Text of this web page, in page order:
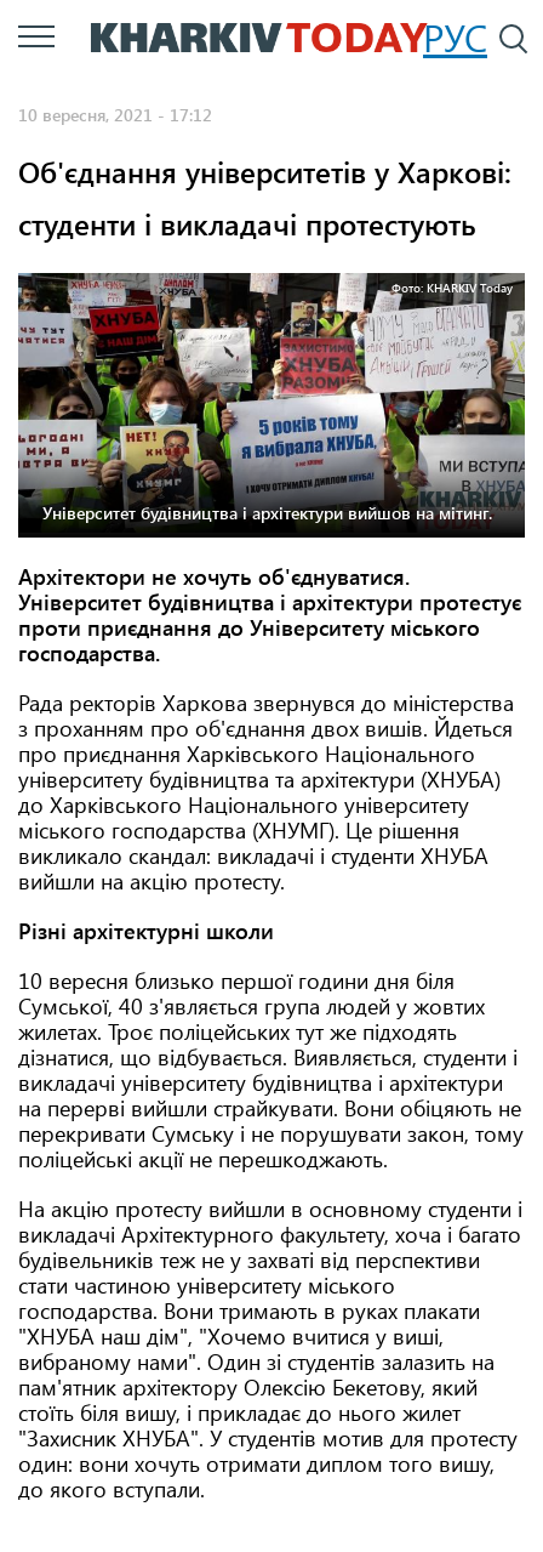
Перейти
до
РУС
10 вересня, 2021 - 17:12
Об'єднання університетів у Харкові:
студенти і викладачі протестують
Фото: KHARKIV Today
Університет будівництва і архітектури вийшов на мітинг.
Архітектори не хочуть об'єднуватися.
Університет будівництва і архітектури протестує
проти приєднання до Університету міського
господарства.
Рада ректорів Харкова звернувся до міністерства
з проханням про об'єднання двох вишів. Йдеться
про приєднання Харківського Національного
університету будівництва та архітектури (ХНУБА)
до Харківського Національного університету
міського господарства (ХНУМГ). Це рішення
викликало скандал: викладачі і студенти ХНУБА
вийшли на акцію протесту.
Різні архітектурні школи
10 вересня близько першої години дня біля
Сумської, 40 з'являється група людей у жовтих
жилетах. Троє поліцейських тут же підходять
дізнатися, що відбувається. Виявляється, студенти і
викладачі університету будівництва і архітектури
на перерві вийшли страйкувати. Вони обіцяють не
перекривати Сумську і не порушувати закон, тому
поліцейські акції не перешкоджають.
На акцію протесту вийшли в основному студенти і
викладачі Архітектурного факультету, хоча і багато
будівельників теж не у захваті від перспективи
стати частиною університету міського
господарства. Вони тримають в руках плакати
"ХНУБА наш дім", "Хочемо вчитися у виші,
вибраному нами". Один зі студентів залазить на
пам'ятник архітектору Олексію Бекетову, який
стоїть біля вишу, і прикладає до нього жилет
"Захисник ХНУБА". У студентів мотив для протесту
один: вони хочуть отримати диплом того вишу,
до якого вступали.